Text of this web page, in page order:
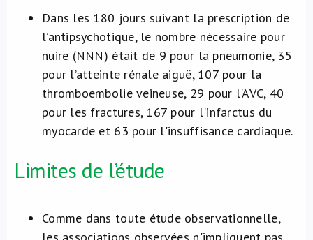
Dans les 180 jours suivant la prescription de
l’antipsychotique, le nombre nécessaire pour
nuire (NNN) était de 9 pour la pneumonie, 35
pour l’atteinte rénale aiguë, 107 pour la
thromboembolie veineuse, 29 pour l'AVC, 40
pour les fractures, 167 pour l'infarctus du
myocarde et 63 pour l'insuffisance cardiaque.
Limites de l’étude
Comme dans toute étude observationnelle,